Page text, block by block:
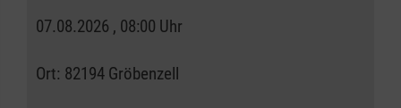
07.08.2026 , 08:00 Uhr
Ort: 82194 Gröbenzell